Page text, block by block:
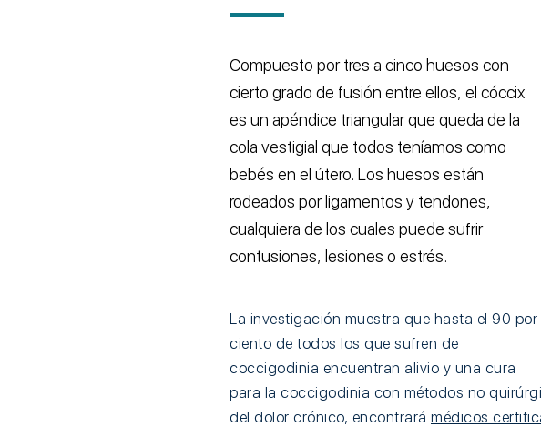
Compuesto por tres a cinco huesos con
cierto grado de fusión entre ellos, el cóccix
es un apéndice triangular que queda de la
cola vestigial que todos teníamos como
bebés en el útero. Los huesos están
rodeados por ligamentos y tendones,
cualquiera de los cuales puede sufrir
contusiones, lesiones o estrés.
La investigación muestra que hasta el 90 por
ciento de todos los que sufren de
coccigodinia encuentran alivio y una cura
para la coccigodinia con métodos no
del dolor crónico, encontrará médicos